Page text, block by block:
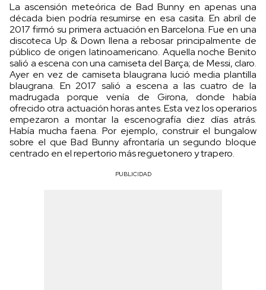
La ascensión meteórica de Bad Bunny en apenas una
década bien podría resumirse en esa casita. En abril de
2017 firmó su primera actuación en Barcelona. Fue en una
discoteca Up & Down llena a rebosar principalmente de
público de origen latinoamericano. Aquella noche Benito
salió a escena con una camiseta del Barça; de Messi, claro.
Ayer en vez de camiseta blaugrana lució media plantilla
blaugrana. En 2017 salió a escena a las cuatro de la
madrugada porque venía de Girona, donde había
ofrecido otra actuación horas antes. Esta vez los operarios
empezaron a montar la escenografía diez días atrás.
Había mucha faena. Por ejemplo, construir el bungalow
sobre el que Bad Bunny afrontaría un segundo bloque
centrado en el repertorio más reguetonero y trapero.
PUBLICIDAD